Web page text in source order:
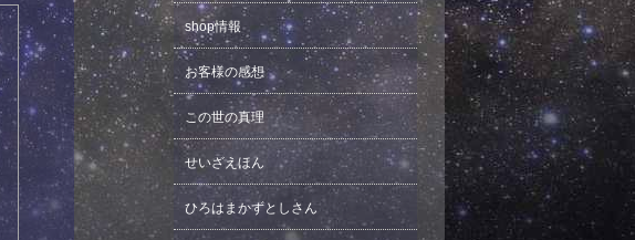
shop情報
お客様の感想
この世の真理
せいざえほん
ひろはまかずとしさん